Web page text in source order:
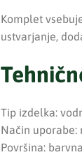
Komplet
ustvarjanje,
Tip izdelka:
Način uporabe:
Površina: